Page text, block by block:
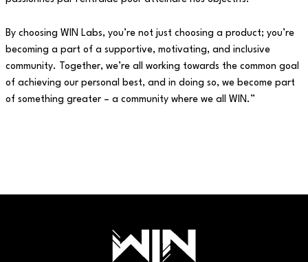
By choosing WIN Labs, you’re not just choosing a product; you’re
becoming a part of a supportive, motivating, and inclusive
community. Together, we’re all working towards the common goal
of achieving our personal best, and in doing so, we become part
of something greater – a community where we all WIN.”